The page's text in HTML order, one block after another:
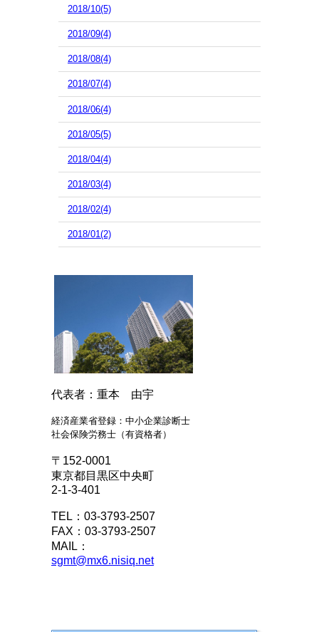
2018/10(5)
2018/09(4)
2018/08(4)
2018/07(4)
2018/06(4)
2018/05(5)
2018/04(4)
2018/03(4)
2018/02(4)
2018/01(2)
代表者：重本 由宇
経済産業省登録：中小企業診断士
社会保険労務士（有資格者）
〒152-0001
東京都目黒区中央町
2-1-3-401
TEL：03-3793-2507
FAX：03-3793-2507
MAIL：
sgmt@mx6.nisiq.net